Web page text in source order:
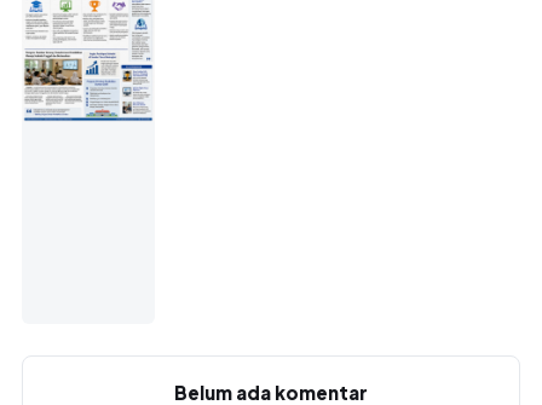
Belum ada komentar